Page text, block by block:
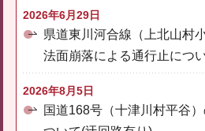
2026年6月29日
県道東川河合線（上北山村
法面崩落による通行止につ
2026年8月5日
国道168号（十津川村平谷